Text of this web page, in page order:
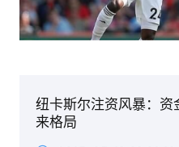
纽卡斯尔注资风暴：
来格局